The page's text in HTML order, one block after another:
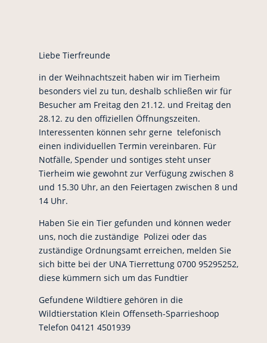
Liebe Tierfreunde
in der Weihnachtszeit haben wir im Tierheim
besonders viel zu tun, deshalb schließen wir für
Besucher am Freitag den 21.12. und Freitag den
28.12. zu den offiziellen Öffnungszeiten.
Interessenten können sehr gerne telefonisch
einen individuellen Termin vereinbaren. Für
Notfälle, Spender und sontiges steht unser
Tierheim wie gewohnt zur Verfügung zwischen 8
und 15.30 Uhr, an den Feiertagen zwischen 8 und
14 Uhr.
Haben Sie ein Tier gefunden und können weder
uns, noch die zuständige Polizei oder das
zuständige Ordnungsamt erreichen, melden Sie
sich bitte bei der UNA Tierrettung 0700 95295252,
diese kümmern sich um das Fundtier
Gefundene Wildtiere gehören in die
Wildtierstation Klein Offenseth-Sparrieshoop
Telefon 04121 4501939